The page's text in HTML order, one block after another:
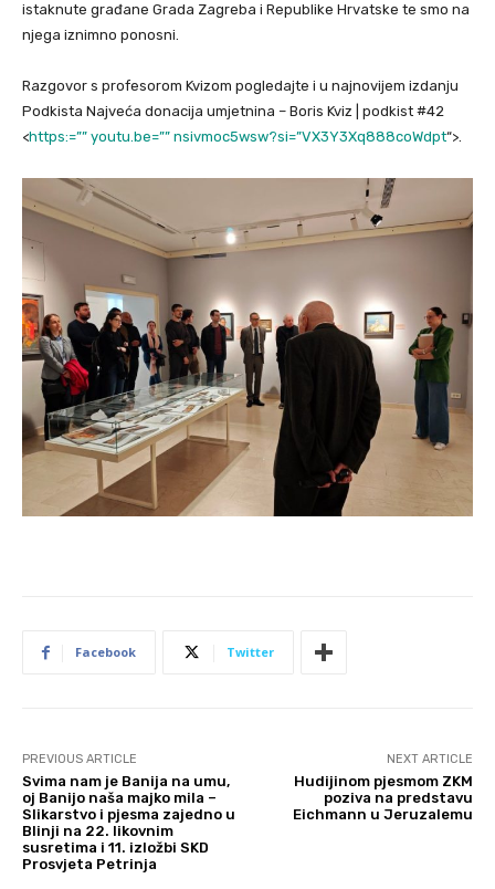
istaknute građane Grada Zagreba i Republike Hrvatske te smo na
njega iznimno ponosni.
Razgovor s profesorom Kvizom pogledajte i u najnovijem izdanju
Podkista Najveća donacija umjetnina – Boris Kviz | podkist #42
<https:=”” youtu.be=”” nsivmoc5wsw?si=”VX3Y3Xq888coWdpt“>.
Facebook Twitter
PREVIOUS ARTICLE
Svima nam je Banija na umu,
oj Banijo naša majko mila –
Slikarstvo i pjesma zajedno u
Blinji na 22. likovnim
susretima i 11. izložbi SKD
Prosvjeta Petrinja
NEXT ARTICLE
Hudijinom pjesmom ZKM
poziva na predstavu
Eichmann u Jeruzalemu